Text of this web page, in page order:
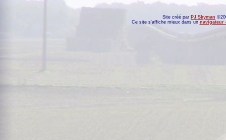
Site créé par PJ Skyman
Ce site s'affiche mieux dans un navigateur